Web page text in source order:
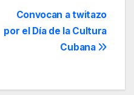
Convocan a twitazo
por el Día de la Cultura
Cubana